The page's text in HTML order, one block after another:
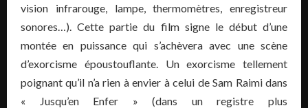
vision infrarouge, lampe, thermomètres, enregistreur
sonores…). Cette partie du film signe le début d’une
montée en puissance qui s’achèvera avec une scène
d’exorcisme époustouflante. Un exorcisme tellement
poignant qu’il n’a rien à envier à celui de Sam Raimi dans
« Jusqu’en Enfer » (dans un registre plus